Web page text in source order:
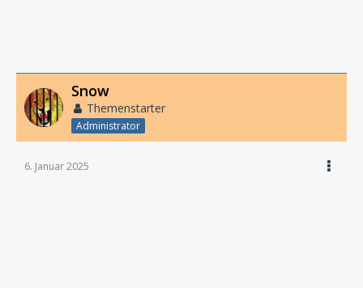
Snow
Themenstarter
Administrator
6. Januar 2025